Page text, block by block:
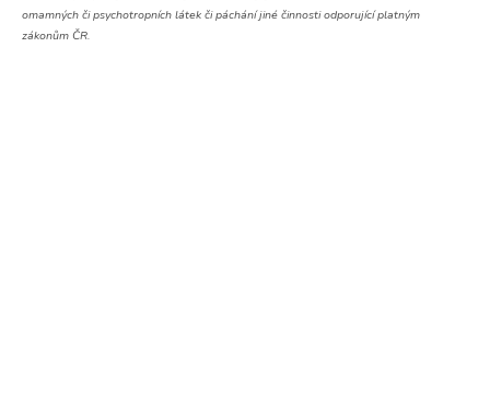
omamných či psychotropních látek či páchání jiné činnosti odporující platným
zákonům ČR.